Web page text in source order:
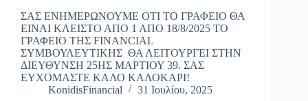
ΣΑΣ ΕΝΗΜΕΡΩΝΟΥΜΕ ΟΤΙ ΤΟ ΓΡΑΦΕΙΟ ΘΑ
ΕΙΝΑΙ ΚΛΕΙΣΤΟ ΑΠΟ 1 ΑΠΟ 18/8/2025 ΤΟ
ΓΡΑΦΕΙΟ ΤΗΣ FINANCIAL
ΣΥΜΒΟΥΛΕΥΤΙΚΗΣ ΘΑ ΛΕΙΤΟΥΡΓΕΙ ΣΤΗΝ
ΔΙΕΥΘΥΝΣΗ 25ΗΣ ΜΑΡΤΙΟΥ 39. ΣΑΣ
ΕΥΧΟΜΑΣΤΕ ΚΑΛΟ ΚΑΛΟΚΑΡΙ!
KonidisFinancial
31 Ιουλίου, 2025